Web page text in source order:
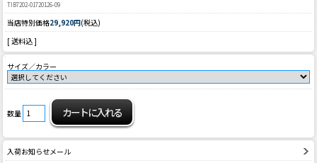
TIB7202-01720126-09
当店特別価格29,920円(税込)
[ 送料込 ]
サイズ／カラー
数量
入荷お知らせメール